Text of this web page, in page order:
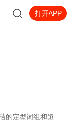
打开APP
的定型词组和短